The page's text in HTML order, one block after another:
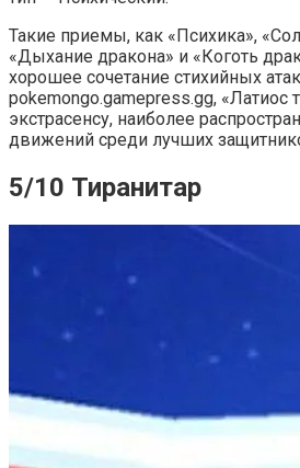
Такие приемы, как «Психика»,
«Дыхание дракона» и «Коготь
хорошее сочетание стихийных
pokemongo.gamepress.gg, «Латиос
экстрасенсу, наиболее
движений среди лучших
5/10 Тиранитар